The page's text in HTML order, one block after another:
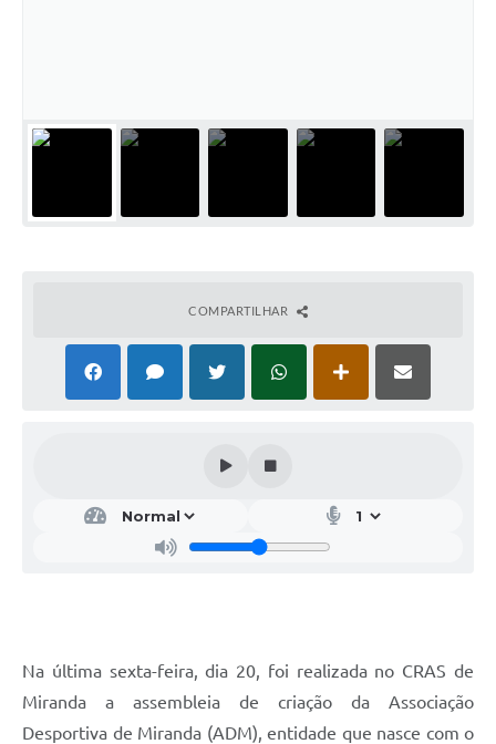
COMPARTILHAR
Na última sexta-feira, dia 20, foi realizada no CRAS de
Miranda a assembleia de criação da Associação
Desportiva de Miranda (ADM), entidade que nasce com o